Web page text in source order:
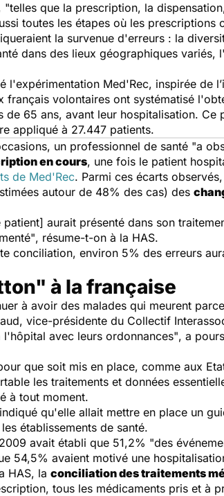
"telles que la prescription, la
toutes les étapes où les prescriptions
la survenue d'erreurs : la
dans des lieux géographiques
l'expérimentation Med'Rec, inspirée de
français volontaires ont systématisé
de 65 ans, avant leur hospitalisation. Ce
appliqué à 27.447 patients.
un professionnel de santé "a
en cours, une fois le patient
de Med'Rec. Parmi ces écarts
autour de 48% des cas) des
aurait présenté dans son
, résume-t-on à la HAS.
conciliation, environ 5% des erreurs
à la française
à avoir des malades qui meurent
vice-présidente du Collectif
avec leurs ordonnances", a
que soit mis en place, comme aux
les traitements et données
à tout moment.
qu'elle allait mettre en place un
établissements de santé.
avait établi que 51,2% "des
54,5% avaient motivé une
HAS, la conciliation des traitements
tous les médicaments pris et à